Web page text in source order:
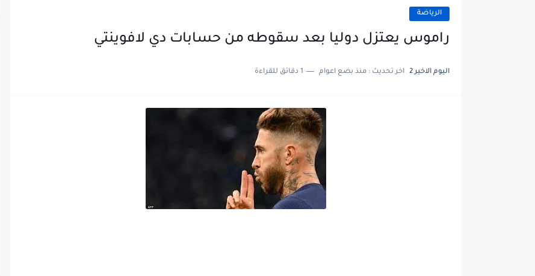
الرياضة
راموس يعتزل دوليا بعد سقوطه من حسابات دي لافوينتي
اليوم الاخير 2 اخر تحديث : منذ بضع اعوام 1 دقائق للقراءة